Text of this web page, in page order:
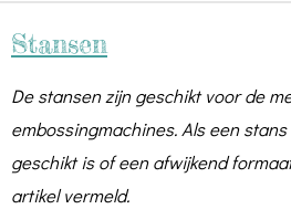
Stansen
De stansen zijn geschikt voor de
embossingmachines. Als een
geschikt is of een afwijkend
artikel vermeld.